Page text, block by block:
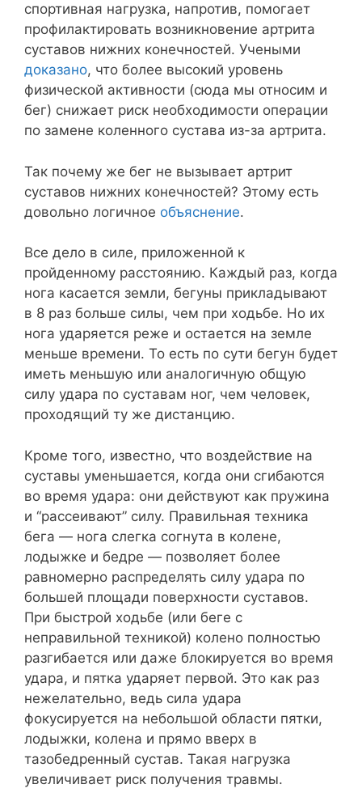
спортивная нагрузка, напротив, помогает
профилактировать возникновение артрита
суставов нижних конечностей. Учеными
доказано, что более высокий уровень
физической активности (сюда мы относим и
бег) снижает риск необходимости операции
по замене коленного сустава из-за артрита.
Так почему же бег не вызывает артрит
суставов нижних конечностей? Этому есть
довольно логичное объяснение.
Все дело в силе, приложенной к
пройденному расстоянию. Каждый раз, когда
нога касается земли, бегуны прикладывают
в 8 раз больше силы, чем при ходьбе. Но их
нога ударяется реже и остается на земле
меньше времени. То есть по сути бегун будет
иметь меньшую или аналогичную общую
силу удара по суставам ног, чем человек,
проходящий ту же дистанцию.
Кроме того, известно, что воздействие на
суставы уменьшается, когда они сгибаются
во время удара: они действуют как пружина
и “рассеивают” силу. Правильная техника
бега — нога слегка согнута в колене,
лодыжке и бедре — позволяет более
равномерно распределять силу удара по
большей площади поверхности суставов.
При быстрой ходьбе (или беге с
неправильной техникой) колено полностью
разгибается или даже блокируется во время
удара, и пятка ударяет первой. Это как раз
нежелательно, ведь сила удара
фокусируется на небольшой области пятки,
лодыжки, колена и прямо вверх в
тазобедренный сустав. Такая нагрузка
увеличивает риск получения травмы.